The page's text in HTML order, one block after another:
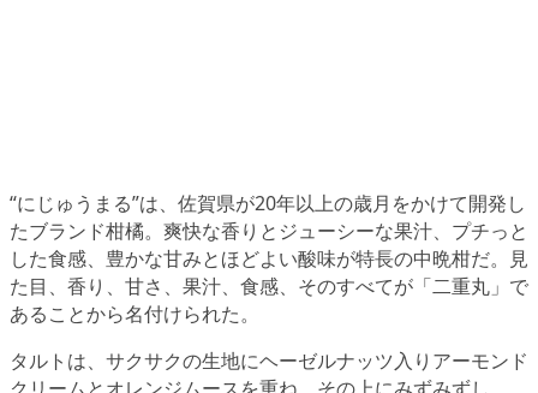
“にじゅうまる”は、佐賀県が20年以上の歳月をかけて開発し
たブランド柑橘。爽快な香りとジューシーな果汁、プチっと
した食感、豊かな甘みとほどよい酸味が特長の中晩柑だ。見
た目、香り、甘さ、果汁、食感、そのすべてが「二重丸」で
あることから名付けられた。
タルトは、サクサクの生地にヘーゼルナッツ入りアーモンド